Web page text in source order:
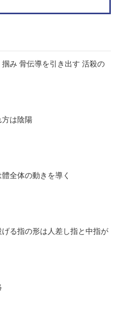
み 骨伝導を引き出す 活殺の
方は陰陽
全体の動きを導く
げる指の形は人差し指と中指が